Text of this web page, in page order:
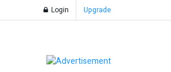
Login Upgrade